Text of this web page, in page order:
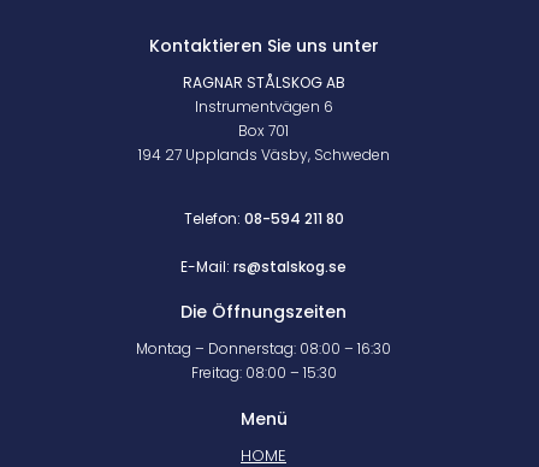
Kontaktieren Sie uns unter
RAGNAR STÅLSKOG AB
Instrumentvägen 6
Box 701
194 27 Upplands Väsby, Schweden
Telefon: 08-594 211 80
E-Mail: rs@stalskog.se
Die Öffnungszeiten
Montag – Donnerstag: 08:00 – 16:30
Freitag: 08:00 – 15:30
Menü
HOME